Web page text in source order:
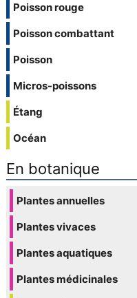
Poisson rouge
Poisson combattant
Poisson
Micros-poissons
Étang
Océan
En botanique
Plantes annuelles
Plantes vivaces
Plantes aquatiques
Plantes médicinales